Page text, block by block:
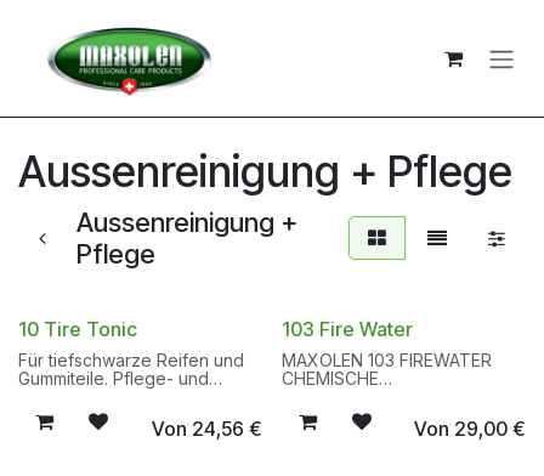
Aussenreinigung + Pflege
Aussenreinigung +
Pflege
10 Tire Tonic
Für tiefschwarze Reifen und
Gummiteile. Pflege- und
Schellaufbereitung. Stark
wasserabweisend (OHNE
Von 24,56 €
103 Fire Water
MAXOLEN 103 FIREWATER
CHEMISCHE
VORREINIGER
Von 29,00€